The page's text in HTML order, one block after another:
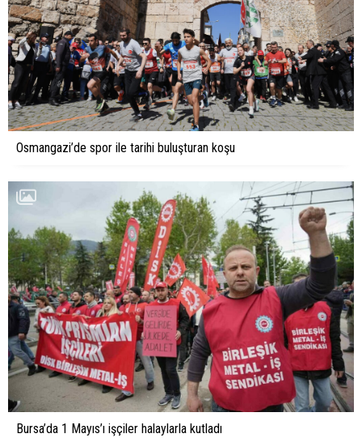
Osmangazi’de spor ile tarihi buluşturan koşu
Bursa’da 1 Mayıs’ı işçiler halaylarla kutladı